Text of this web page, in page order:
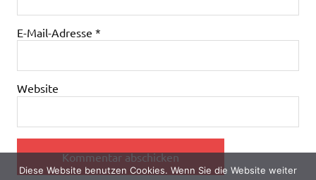
E-Mail-Adresse *
Website
Diese Website benutzen Cookies. Wenn Sie die Website weiter